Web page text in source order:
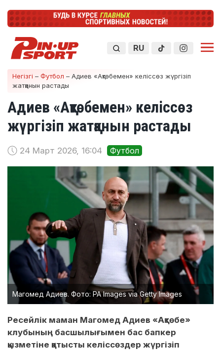
RU
Негізгі – Футбол – Адиев «Ақтөбемен» келіссөз жүргізіп
жатқанын растады
Адиев «Ақтөбемен» келіссөз
жүргізіп жатқанын растады
24 Март 2026, 16:04 Футбол
Магомед Адиев. Фото: PA Images via Getty Images
Ресейлік маман Магомед Адиев «Ақтөбе»
клубының басшылығымен бас бапкер
қызметіне қатысты келіссөздер жүргізіп